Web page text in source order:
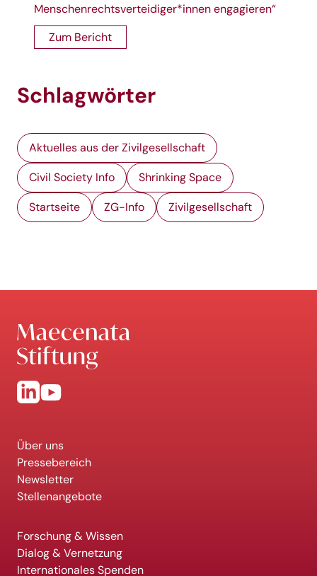
Menschenrechtsverteidiger*innen engagieren“
Zum Bericht
Schlagwörter
Aktuelles aus der Zivilgesellschaft
Civil Society Info Shrinking Space
Startseite ZG-Info Zivilgesellschaft
Über uns
Pressebereich
Newsletter
Stellenangebote
Forschung & Wissen
Dialog & Vernetzung
Internationales Spenden